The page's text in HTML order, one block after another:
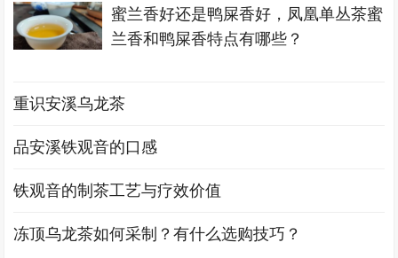
蜜兰香好还是鸭屎香好，凤凰单丛茶蜜
兰香和鸭屎香特点有哪些？
重识安溪乌龙茶
品安溪铁观音的口感
铁观音的制茶工艺与疗效价值
冻顶乌龙茶如何采制？有什么选购技巧？